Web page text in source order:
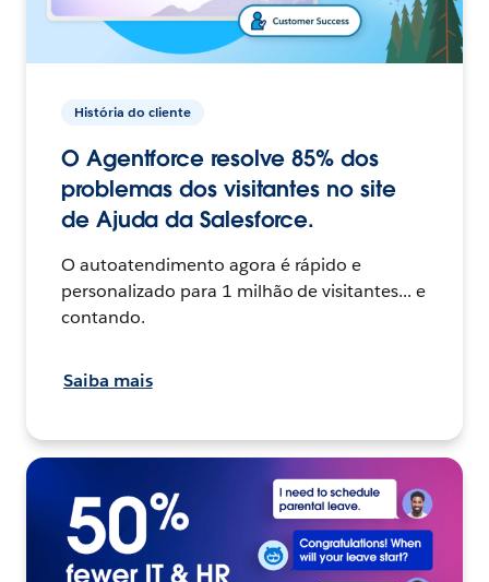
História do cliente
O Agentforce resolve 85% dos
problemas dos visitantes no site
de Ajuda da Salesforce.
O autoatendimento agora é rápido e
personalizado para 1 milhão de visitantes... e
contando.
Saiba mais